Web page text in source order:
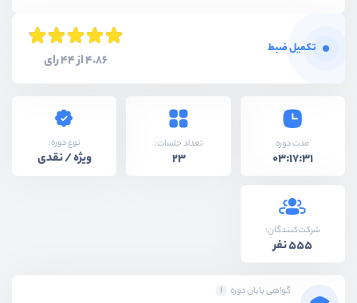
تکمیل ضبط
4.86 از 44 رای
مدت دوره
03:17:31
تعداد جلسات:
23
نوع دوره:
ویژه / نقدی
شرکت‌کنندگان:
555 نفر
گواهی پایان دوره